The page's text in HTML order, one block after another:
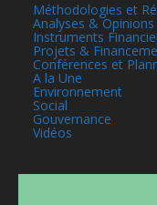
Méthodologies et
Analyses & Opinions
Instruments
Projets &
Conférences et
A la Une
Environnement
Social
Gouvernance
Vidéos